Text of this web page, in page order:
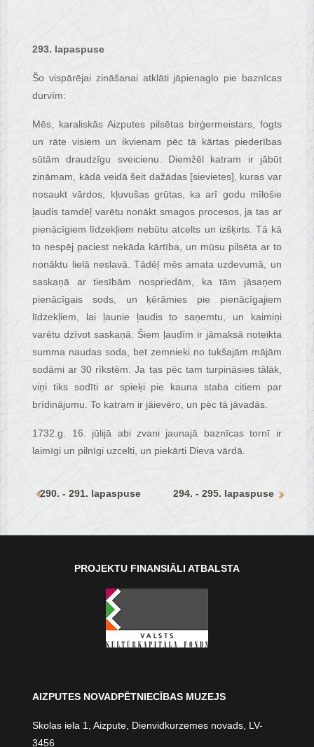
293. lapaspuse
Šo vispārējai zināšanai atklāti jāpienaglo pie baznīcas
durvīm:
Mēs, karaliskās Aizputes pilsētas birģermeistars, fogts
un rāte visiem un ikvienam pēc tā kārtas piederības
sūtām draudzīgu sveicienu. Diemžēl katram ir jābūt
zināmam, kādā veidā šeit dažādas [sievietes], kuras var
nosaukt vārdos, kļuvušas grūtas, ka arī godu mīlošie
ļaudis tamdēļ varētu nonākt smagos procesos, ja tas ar
pienācīgiem līdzekļiem nebūtu atcelts un izšķirts. Tā kā
to nespēj paciest nekāda kārtība, un mūsu pilsēta ar to
nonāktu lielā neslavā. Tādēļ mēs amata uzdevumā, un
saskaņā ar tiesībām nospriedām, ka tām jāsaņem
pienācīgais sods, un ķērāmies pie pienācīgajiem
līdzekļiem, lai ļaunie ļaudis to saņemtu, un kaimiņi
varētu dzīvot saskaņā. Šiem ļaudīm ir jāmaksā noteikta
summa naudas soda, bet zemnieki no tukšajām mājām
sodāmi ar 30 rīkstēm. Ja tas pēc tam turpināsies tālāk,
viņi tiks sodīti ar spieķi pie kauna staba citiem par
brīdinājumu. To katram ir jāievēro, un pēc tā jāvadās.
1732.g. 16. jūlijā abi zvani jaunajā baznīcas tornī ir
laimīgi un pilnīgi uzcelti, un piekārti Dieva vārdā.
290. - 291. lapaspuse 294. - 295. lapaspuse
PROJEKTU FINANSIĀLI ATBALSTA
AIZPUTES NOVADPĒTNIECĪBAS MUZEJS
Skolas iela 1, Aizpute, Dienvidkurzemes novads, LV-
3456